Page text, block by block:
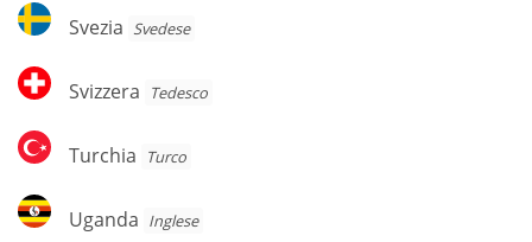
Svezia
Svezia Svedese
Svizzera
Svizzera Tedesco
Turchia
Turchia Turco
Uganda
Uganda Inglese